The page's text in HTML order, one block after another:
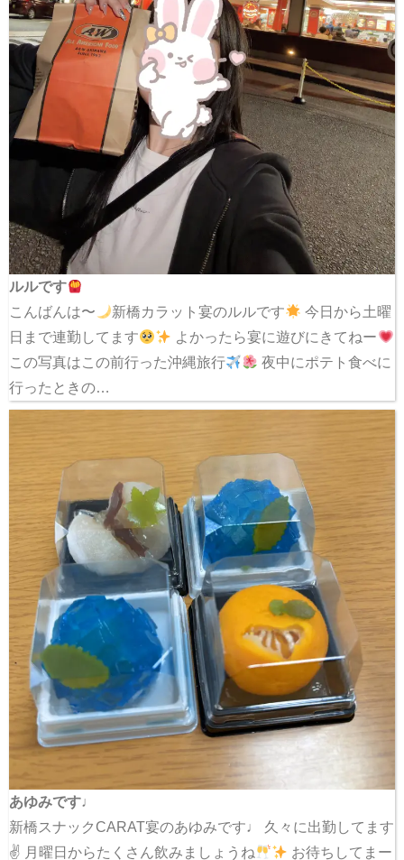
ルルです
こんばんは〜
新橋カラット宴のルルです
今日から土曜
日まで連勤してます
よかったら宴に遊びにきてねー
この写真はこの前行った沖縄旅行
夜中にポテト食べに
行ったときの…
あゆみです♩
新橋スナックCARAT宴のあゆみです♩ 久々に出勤してます
✌ 月曜日からたくさん飲みましょうね お待ちしてまー